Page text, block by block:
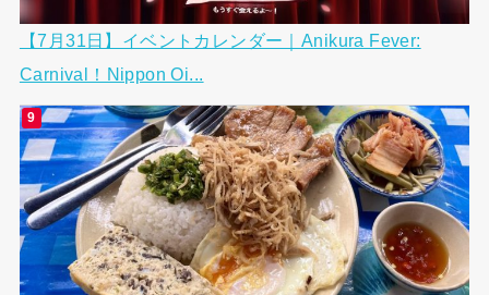
【7月31日】イベントカレンダー｜Anikura Fever:
Carnival！Nippon Oi...